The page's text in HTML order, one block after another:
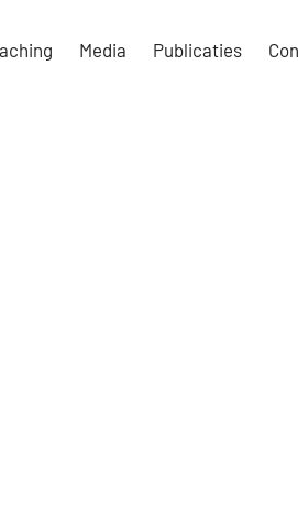
Media Publicaties